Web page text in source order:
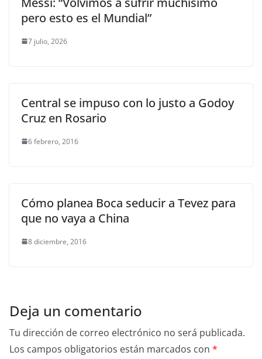
pero esto es el Mundial”
7 julio, 2026
Central se impuso con lo justo a Godoy
Cruz en Rosario
6 febrero, 2016
Cómo planea Boca seducir a Tevez para
que no vaya a China
8 diciembre, 2016
Deja un comentario
Tu dirección de correo electrónico no será publicada.
Los campos obligatorios están marcados con *